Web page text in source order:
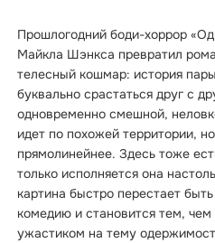
Прошлогодний боди-хоррор
Майкла Шэнкса превратил
телесный кошмар: история
буквально срастаться друг с
одновременно смешной,
идет по похожей территории,
прямолинейнее. Здесь тоже
только исполняется она
картина быстро перестает
комедию и становится тем,
ужастиком на тему